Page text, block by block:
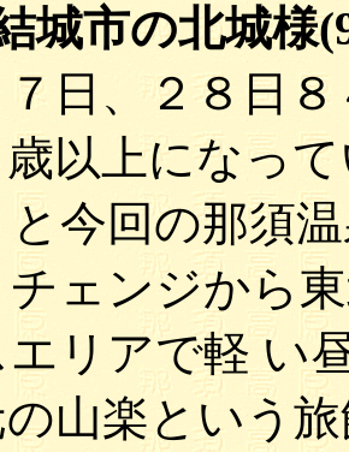
城市の北城様
日、２８日８
歳以上になっ
今回の那須
ェンジから
リアで軽 い
山楽という